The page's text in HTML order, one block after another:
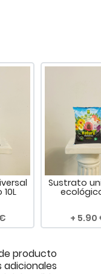
Sustrato
5.90
producto
adicionales